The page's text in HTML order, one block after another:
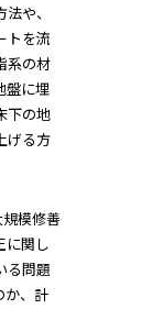
や、
トを流
系の材
盤に埋
下の地
げる方
模修善
に関し
る問題
か、計